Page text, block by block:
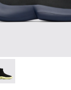
006 -
- K300260-003 -